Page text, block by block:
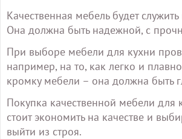
Качественная мебель будет
Она должна быть надежной, с
При выборе мебели для кухни
например, на то, как легко и
кромку мебели – она должна быть
Покупка качественной мебели для
стоит экономить на качестве и
выйти из строя.